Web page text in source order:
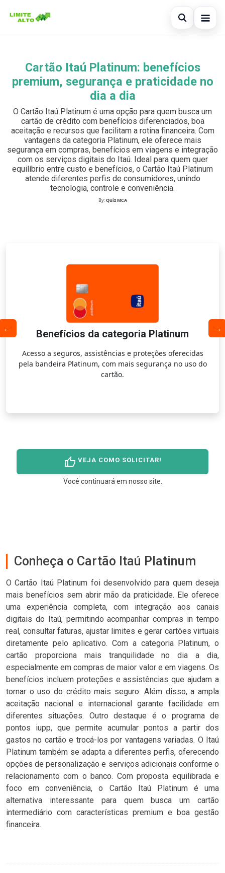
Abrir busca
Cartão de crédito
Empréstimo
Legal
Buscar no site
×
Buscar por:
Pressione Enter para buscar ou ESC para fechar.
Cartão Itaú Platinum: benefícios
premium, segurança e praticidade no
dia a dia
O Cartão Itaú Platinum é uma opção para quem busca um
cartão de crédito com benefícios diferenciados, boa
aceitação e recursos que facilitam a rotina financeira. Com
vantagens da categoria Platinum, ele oferece mais
segurança em compras, benefícios em viagens e integração
com os serviços digitais do Itaú. Ideal para quem quer
equilíbrio entre custo e benefícios, o Cartão Itaú Platinum
atende diferentes perfis de consumidores, unindo
tecnologia, controle e conveniência.
By:Quiz MCA
Benefícios da categoria Platinum
Acesso a seguros, assistências e proteções oferecidas
pela bandeira Platinum, com mais segurança no uso do
cartão.
thumb_up VEJA COMO SOLICITAR!
Você continuará em nosso site.
Conheça o Cartão Itaú Platinum
O Cartão Itaú Platinum foi desenvolvido para quem deseja
mais benefícios sem abrir mão da praticidade. Ele oferece
uma experiência completa, com integração aos canais
digitais do Itaú, permitindo acompanhar compras in tempo
real, consultar faturas, ajustar limites e gerar cartões virtuais
diretamente pelo aplicativo. Com a categoria Platinum, o
cartão proporciona mais tranquilidade no dia a dia,
especialmente em compras de maior valor e em viagens. Os
benefícios incluem proteções e assistências que ajudam a
tornar o uso do crédito mais seguro. Além disso, a ampla
aceitação nacional e internacional garante facilidade em
diferentes situações. Outro destaque é o programa de
pontos iupp, que permite acumular pontos a partir dos
gastos no cartão e trocá-los por vantagens variadas. O Itaú
Platinum também se adapta a diferentes perfis, oferecendo
opções de personalização e serviços adicionais conforme o
relacionamento com o banco. Com proposta equilibrada e
foco em conveniência, o Cartão Itaú Platinum é uma
alternativa interessante para quem busca um cartão
intermediário com características premium e boa gestão
financeira.